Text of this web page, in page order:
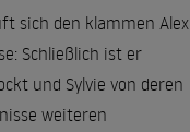
sich den klammen Alex
Schließlich ist er
und Sylvie von deren
weiteren